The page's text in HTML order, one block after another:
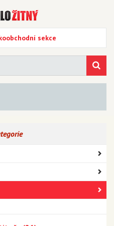
sekce